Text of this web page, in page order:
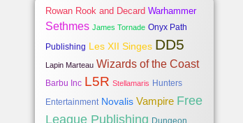
Rowan Rook and Decard Warhammer
Sethmes James Tornade Onyx Path
Publishing Les XII Singes DD5
Lapin Marteau Wizards of the Coast
Barbu Inc L5R Stellamaris Hunters
Entertainment Novalis Vampire Free
League Publishing Dungeon